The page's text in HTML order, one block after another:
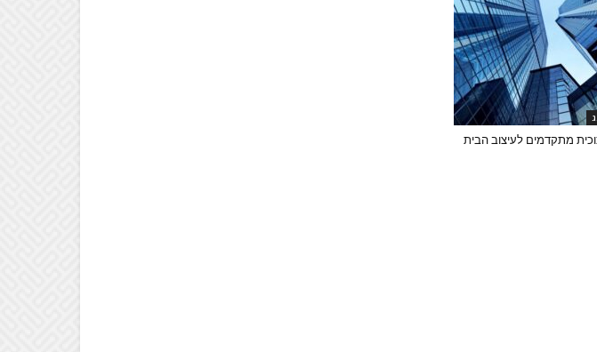
מתקדמים לעיצוב הבית